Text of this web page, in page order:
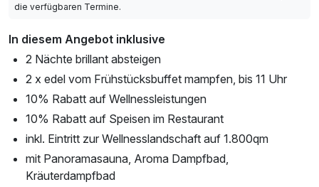
die verfügbaren Termine.
In diesem Angebot inklusive
2 Nächte brillant absteigen
2 x edel vom Frühstücksbuffet mampfen, bis 11 Uhr
10% Rabatt auf Wellnessleistungen
10% Rabatt auf Speisen im Restaurant
inkl. Eintritt zur Wellnesslandschaft auf 1.800qm
mit Panoramasauna, Aroma Dampfbad,
Kräuterdampfbad